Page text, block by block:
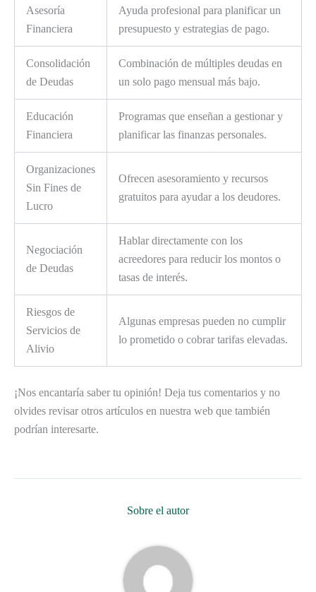
Asesoría
Financiera
Ayuda profesional para planificar un
presupuesto y estrategias de pago.
Consolidación
de Deudas
Combinación de múltiples deudas en
un solo pago mensual más bajo.
Educación
Financiera
Programas que enseñan a gestionar y
planificar las finanzas personales.
Organizaciones
Sin Fines de
Lucro
Ofrecen asesoramiento y recursos
gratuitos para ayudar a los deudores.
Negociación
de Deudas
Hablar directamente con los
acreedores para reducir los montos o
tasas de interés.
Riesgos de
Servicios de
Alivio
Algunas empresas pueden no cumplir
lo prometido o cobrar tarifas elevadas.
¡Nos encantaría saber tu opinión! Deja tus comentarios y no
olvides revisar otros artículos en nuestra web que también
podrían interesarte.
Sobre el autor